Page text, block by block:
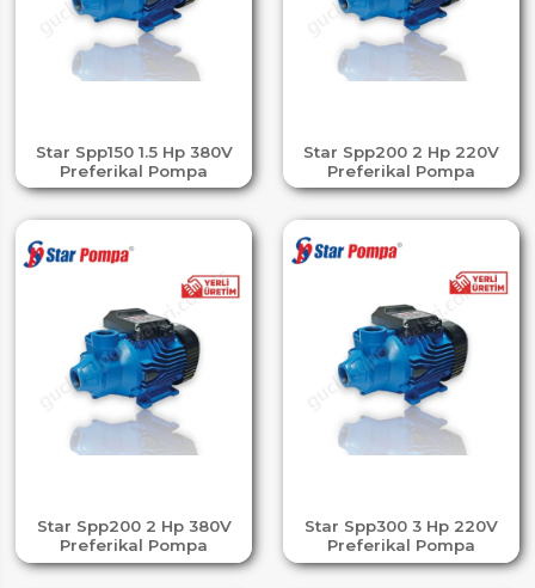
Star Spp150 1.5 Hp 380V
Preferikal Pompa
Star Spp200 2 Hp 220V
Preferikal Pompa
Star Spp200 2 Hp 380V
Preferikal Pompa
Star Spp300 3 Hp 220V
Preferikal Pompa